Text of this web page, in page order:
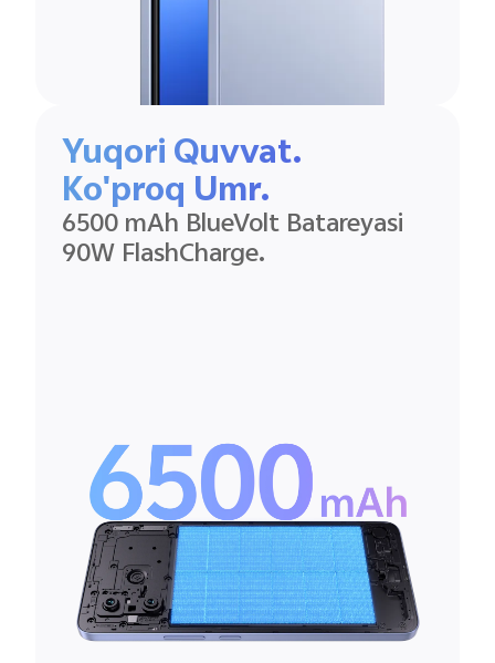
Yuqori Quvvat.
Ko'proq Umr.
6500 mAh BlueVolt Batareyasi
90W FlashCharge.